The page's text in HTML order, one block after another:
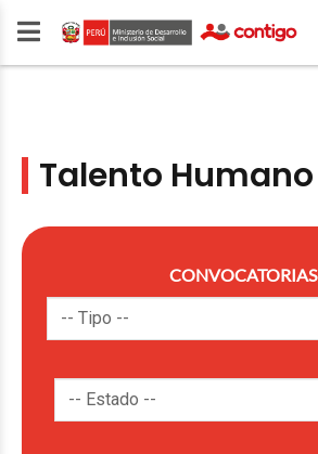
Talento Humano
CONVOCATORIAS